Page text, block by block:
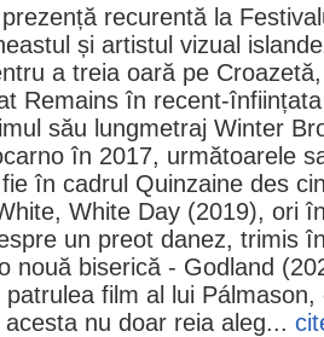
recurentă la
și artistul vizual
a treia oară pe
Remains în recent-
său lungmetraj Winter
în 2017, următoarele
în cadrul Quinzaine des
White Day (2019), ori
un preot danez, trimis
nouă biserică - Godland
patrulea film al lui
nu doar reia aleg...